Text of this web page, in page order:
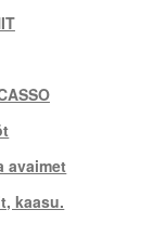
avaimet
kaasu.